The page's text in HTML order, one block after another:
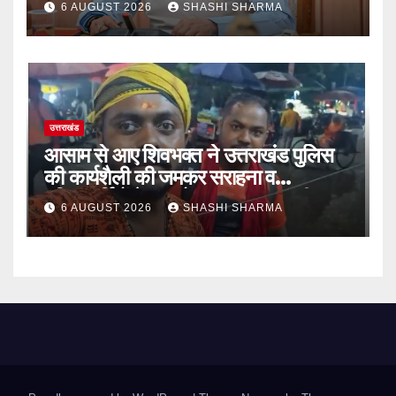
6 AUGUST 2026 SHASHI SHARMA
उत्तराखंड
आसाम से आए शिवभक्त ने उत्तराखंड पुलिस
की कार्यशैली की जमकर सराहना व
पुलिसकर्मियों के सहयोगात्मक व्यवहार की
खुलकर प्रशंसा
6 AUGUST 2026 SHASHI SHARMA